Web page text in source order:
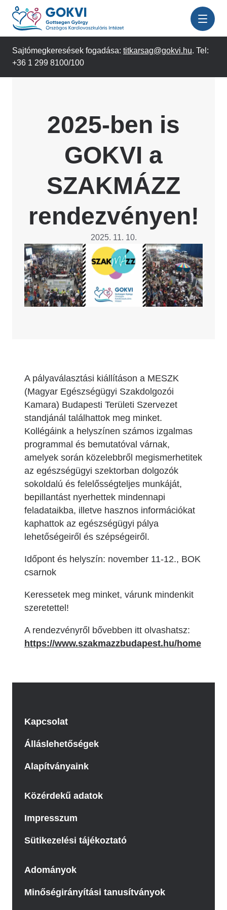
Ugrás
tartalomra
Sajtómegkeresések fogadása: titkarsag@gokvi.hu. Tel:
+36 1 299 8100/100
2025-ben is
GOKVI a
SZAKMÁZZ
rendezvényen!
2025. 11. 10.
Image
A pályaválasztási kiállításon a MESZK
(Magyar Egészségügyi Szakdolgozói
Kamara) Budapesti Területi Szervezet
standjánál találhattok meg minket.
Kollégáink a helyszínen számos izgalmas
programmal és bemutatóval várnak,
amelyek során közelebbről megismerhetitek
az egészségügyi szektorban dolgozók
sokoldalú és felelősségteljes munkáját,
bepillantást nyerhettek mindennapi
feladataikba, illetve hasznos információkat
kaphattok az egészségügyi pálya
lehetőségeiről és szépségeiről.
Időpont és helyszín: november 11-12., BOK
csarnok
Keressetek meg minket, várunk mindenkit
szeretettel!
A rendezvényről bővebben itt olvashatsz:
https://www.szakmazzbudapest.hu/home
Kapcsolat
Álláslehetőségek
Alapítványaink
Közérdekű adatok
Impresszum
Sütikezelési tájékoztató
Adományok
Minőségirányítási tanusítványok